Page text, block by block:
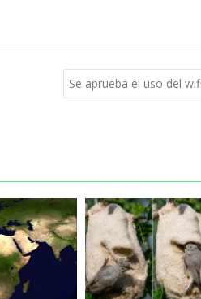
Se aprueba el uso del